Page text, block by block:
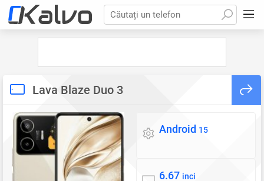
Căutați un telefon
Lava Blaze Duo 3
Sistem de operare
Android 15
Display
6.67 inci